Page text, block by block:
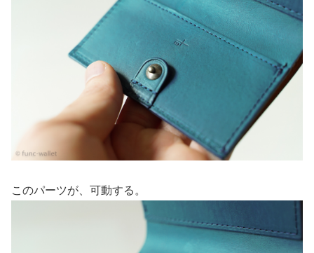
このパーツが、可動する。